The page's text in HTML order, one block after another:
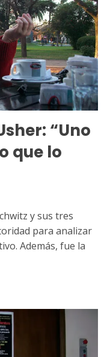
“Uno
que lo
y sus tres
para analizar
Además, fue la